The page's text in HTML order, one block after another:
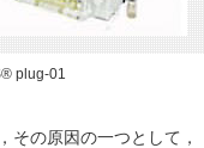
plug-01
，その原因の一つとして，